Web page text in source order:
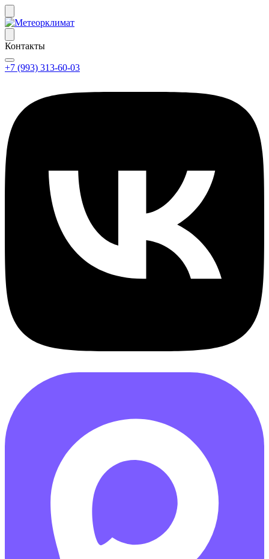
Контакты
+7 (993) 313-60-03